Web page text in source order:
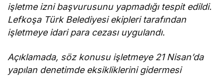
işletme izni başvurusunu yapmadığı tespit edildi.
Lefkoşa Türk Belediyesi ekipleri tarafından
işletmeye idari para cezası uygulandı.
Açıklamada, söz konusu işletmeye 21 Nisan’da
yapılan denetimde eksikliklerini gidermesi